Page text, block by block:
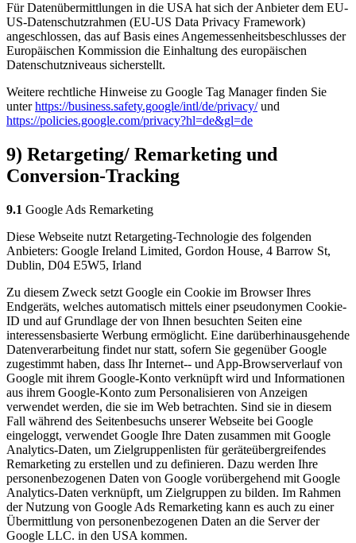
Für Datenübermittlungen in die USA hat sich der Anbieter dem EU-
US-Datenschutzrahmen (EU-US Data Privacy Framework)
angeschlossen, das auf Basis eines Angemessenheitsbeschlusses der
Europäischen Kommission die Einhaltung des europäischen
Datenschutzniveaus sicherstellt.
Weitere rechtliche Hinweise zu Google Tag Manager finden Sie
unterhttps://business.safety.google/intl/de/privacy/und
https://policies.google.com/privacy?hl=de&gl=de
9) Retargeting/ Remarketing und
Conversion-Tracking
9.1 Google Ads Remarketing
Diese Webseite nutzt Retargeting-Technologie des folgenden
Anbieters: Google Ireland Limited, Gordon House, 4 Barrow St,
Dublin, D04 E5W5, Irland
Zu diesem Zweck setzt Google ein Cookie im Browser Ihres
Endgeräts, welches automatisch mittels einer pseudonymen Cookie-
ID und auf Grundlage der von Ihnen besuchten Seiten eine
interessensbasierte Werbung ermöglicht. Eine darüberhinausgehende
Datenverarbeitung findet nur statt, sofern Sie gegenüber Google
zugestimmt haben, dass Ihr Internet-- und App-Browserverlauf von
Google mit ihrem Google-Konto verknüpft wird und Informationen
aus ihrem Google-Konto zum Personalisieren von Anzeigen
verwendet werden, die sie im Web betrachten. Sind sie in diesem
Fall während des Seitenbesuchs unserer Webseite bei Google
eingeloggt, verwendet Google Ihre Daten zusammen mit Google
Analytics-Daten, um Zielgruppenlisten für geräteübergreifendes
Remarketing zu erstellen und zu definieren. Dazu werden Ihre
personenbezogenen Daten von Google vorübergehend mit Google
Analytics-Daten verknüpft, um Zielgruppen zu bilden. Im Rahmen
der Nutzung von Google Ads Remarketing kann es auch zu einer
Übermittlung von personenbezogenen Daten an die Server der
Google LLC. in den USA kommen.